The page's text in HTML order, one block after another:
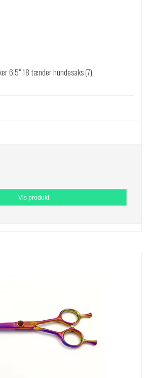
6,5" 18 tænder hundesaks (7)
Vis produkt